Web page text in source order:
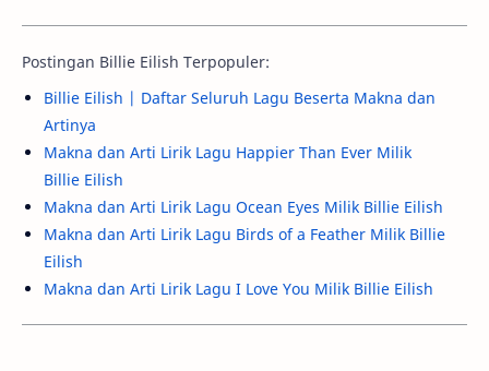
Postingan Billie Eilish Terpopuler:
Billie Eilish | Daftar Seluruh Lagu Beserta Makna dan
Artinya
Makna dan Arti Lirik Lagu Happier Than Ever Milik
Billie Eilish
Makna dan Arti Lirik Lagu Ocean Eyes Milik Billie Eilish
Makna dan Arti Lirik Lagu Birds of a Feather Milik Billie
Eilish
Makna dan Arti Lirik Lagu I Love You Milik Billie Eilish